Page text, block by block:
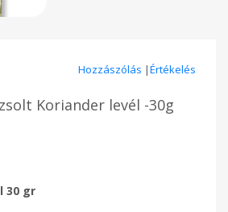
Hozzászólás |Értékelés
Koriander levél -30g
30 gr